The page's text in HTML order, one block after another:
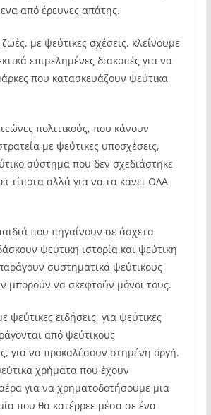
από έρευνες απάτης.
με ψεύτικες σχέσεις, κλείνουμε
επιμελημένες διακοπές για να
που κατασκευάζουν ψεύτικα
πολιτικούς, που κάνουν
με ψεύτικες υποσχέσεις,
σύστημα που δεν σχεδιάστηκε
τίποτα αλλά για να τα κάνει ΟΛΑ
που πηγαίνουν σε άσχετα
ψεύτικη ιστορία και ψεύτικη
συστηματικά ψεύτικους
μπορούν να σκεφτούν μόνοι τους.
ψεύτικες ειδήσεις, για ψεύτικες
από ψεύτικους
για να προκαλέσουν στημένη οργή.
χρήματα που έχουν
για να χρηματοδοτήσουμε μια
που θα κατέρρεε μέσα σε ένα